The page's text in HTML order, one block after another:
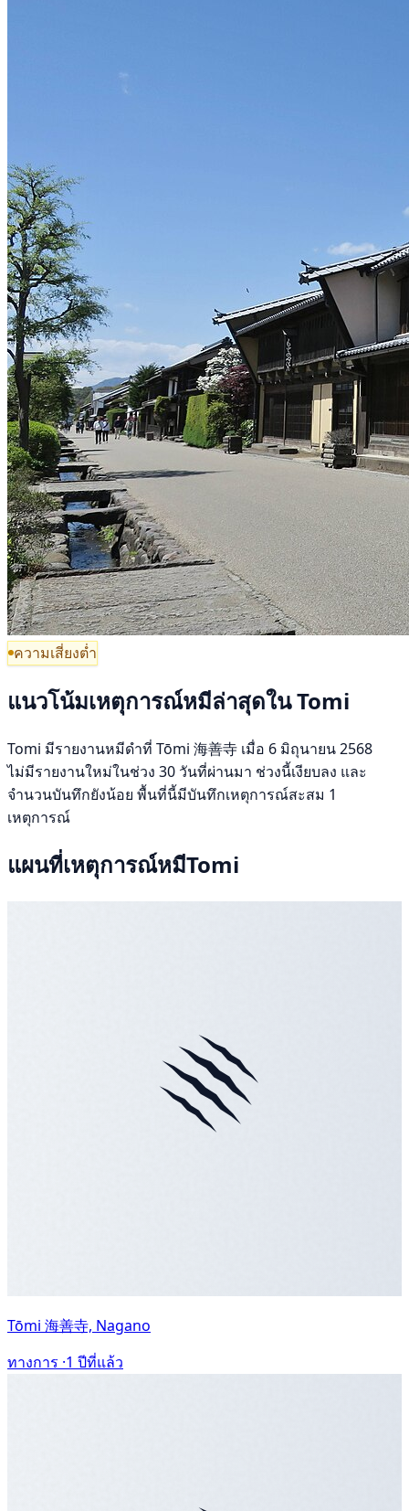
ความเสี่ยงต่ำ
แนวโน้มเหตุการณ์หมีล่าสุดใน Tomi
Tomi มีรายงานหมีดำที่ Tōmi 海善寺 เมื่อ 6 มิถุนายน 2568
ไม่มีรายงานใหม่ในช่วง 30 วันที่ผ่านมา ช่วงนี้เงียบลง และ
จำนวนบันทึกยังน้อย พื้นที่นี้มีบันทึกเหตุการณ์สะสม 1
เหตุการณ์
แผนที่เหตุการณ์หมีTomi
Tōmi 海善寺, Nagano
ทางการ ·1 ปีที่แล้ว